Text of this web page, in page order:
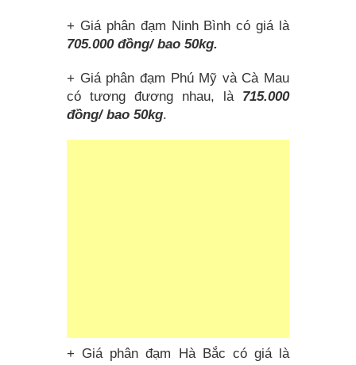
+ Giá phân đạm Ninh Bình có giá là
705.000 đồng/ bao 50kg.
+ Giá phân đạm Phú Mỹ và Cà Mau
có tương đương nhau, là 715.000
đồng/ bao 50kg.
+ Giá phân đạm Hà Bắc có giá là